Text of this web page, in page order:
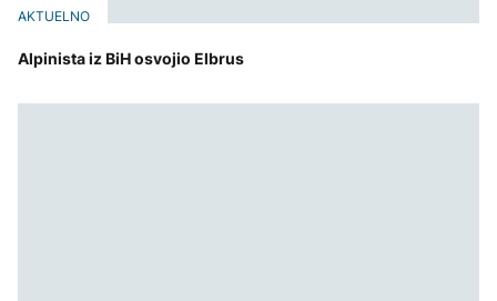
AKTUELNO
Alpinista iz BiH osvojio Elbrus